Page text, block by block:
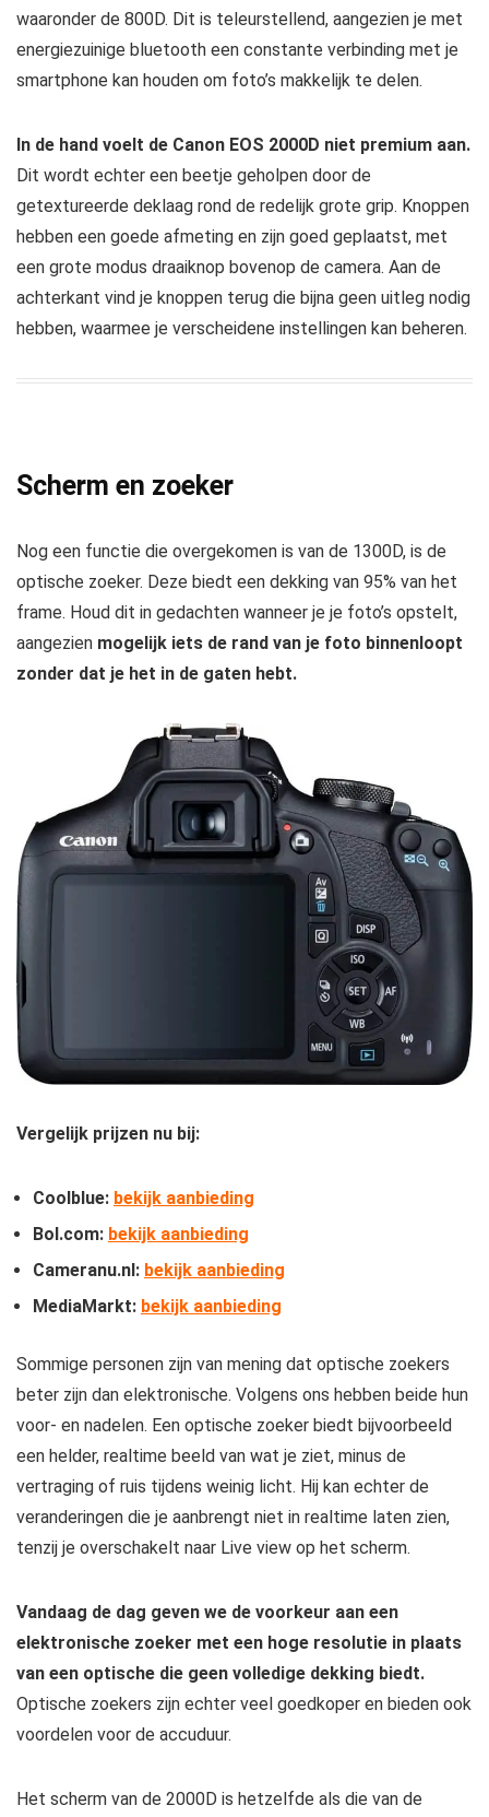
waaronder de 800D. Dit is teleurstellend, aangezien je met
energiezuinige bluetooth een constante verbinding met je
smartphone kan houden om foto’s makkelijk te delen.
In de hand voelt de Canon EOS 2000D niet premium aan.
Dit wordt echter een beetje geholpen door de
getextureerde deklaag rond de redelijk grote grip. Knoppen
hebben een goede afmeting en zijn goed geplaatst, met
een grote modus draaiknop bovenop de camera. Aan de
achterkant vind je knoppen terug die bijna geen uitleg nodig
hebben, waarmee je verscheidene instellingen kan beheren.
Scherm en zoeker
Nog een functie die overgekomen is van de 1300D, is de
optische zoeker. Deze biedt een dekking van 95% van het
frame. Houd dit in gedachten wanneer je je foto’s opstelt,
aangezien mogelijk iets de rand van je foto binnenloopt
zonder dat je het in de gaten hebt.
Vergelijk prijzen nu bij:
Coolblue: bekijk aanbieding
Bol.com: bekijk aanbieding
Cameranu.nl: bekijk aanbieding
MediaMarkt: bekijk aanbieding
Sommige personen zijn van mening dat optische zoekers
beter zijn dan elektronische. Volgens ons hebben beide hun
voor- en nadelen. Een optische zoeker biedt bijvoorbeeld
een helder, realtime beeld van wat je ziet, minus de
vertraging of ruis tijdens weinig licht. Hij kan echter de
veranderingen die je aanbrengt niet in realtime laten zien,
tenzij je overschakelt naar Live view op het scherm.
Vandaag de dag geven we de voorkeur aan een
elektronische zoeker met een hoge resolutie in plaats
van een optische die geen volledige dekking biedt.
Optische zoekers zijn echter veel goedkoper en bieden ook
voordelen voor de accuduur.
Het scherm van de 2000D is hetzelfde als die van de